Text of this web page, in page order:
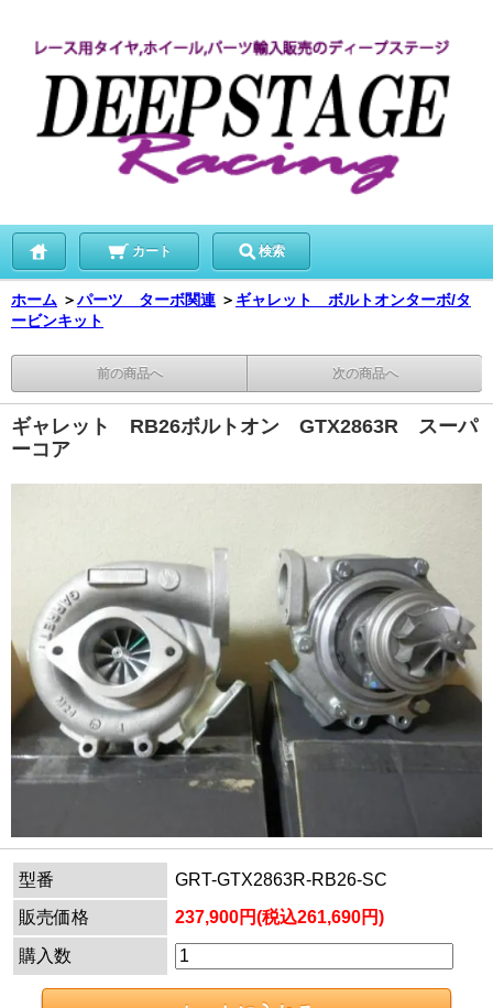
カート 検索
ホーム ＞パーツ ターボ関連 ＞ ギャレット ボルトオンターボ/タ
ービンキット
前の商品へ 次の商品へ
ギャレット RB26ボルトオン GTX2863R スーパ
ーコア
型番
GRT-GTX2863R-RB26-SC
販売価格
237,900円(税込261,690円)
購入数